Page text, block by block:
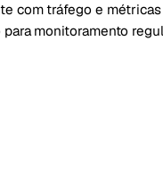
com tráfego e
monitoramento